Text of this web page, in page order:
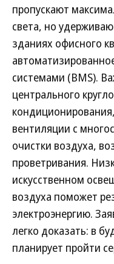
пропускают
света, но
зданиях офисного
системами (BMS).
центрального
вентиляции с
очистки воздуха,
проветривания.
искусственном
воздуха поможет
электроэнергию.
легко доказать: в
планирует пройти